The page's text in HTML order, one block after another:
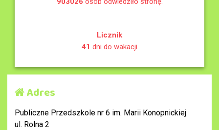
Licznik
41 dni do wakacji
Adres
Publiczne Przedszkole nr 6 im. Marii Konopnickiej
ul. Rolna 2